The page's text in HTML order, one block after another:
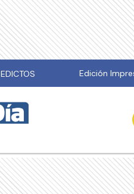
EDICTOS Edición